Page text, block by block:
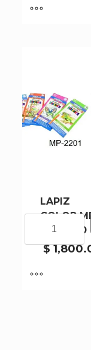
MP1208-
LAPIZ
COLOR
2201-240
$
COLOR
MP-
240